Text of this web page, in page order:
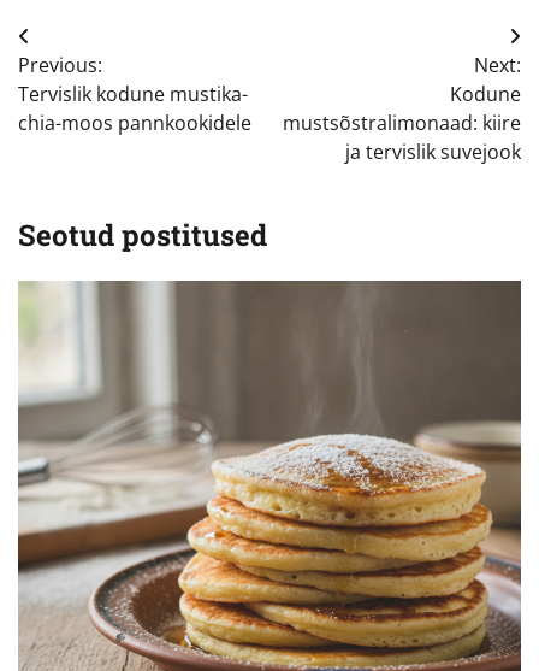
Navigeerimine
Previous:
Tervislik kodune mustika-
chia-moos pannkookidele
Next:
Kodune
mustsõstralimonaad: kiire
ja tervislik suvejook
Seotud postitused